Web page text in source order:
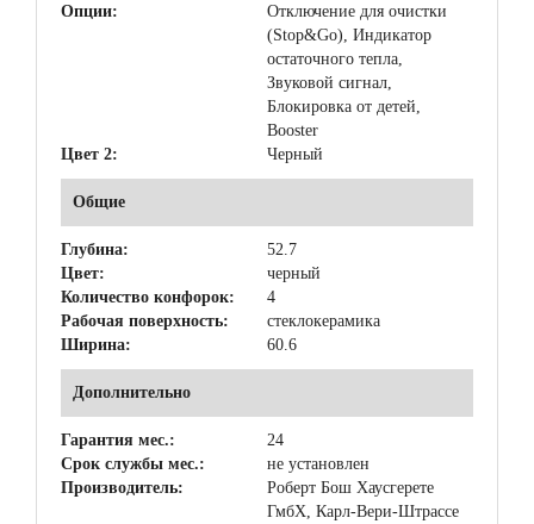
Опции:
Отключение для очистки
(Stop&Go), Индикатор
остаточного тепла,
Звуковой сигнал,
Блокировка от детей,
Booster
Цвет 2:
Черный
Общие
Глубина:
52.7
Цвет:
черный
Количество конфорок:
4
Рабочая поверхность:
стеклокерамика
Ширина:
60.6
Дополнительно
Гарантия мес.:
24
Срок службы мес.:
не установлен
Производитель:
Роберт Бош Хаусгерете
ГмбХ, Карл-Вери-Штрассе